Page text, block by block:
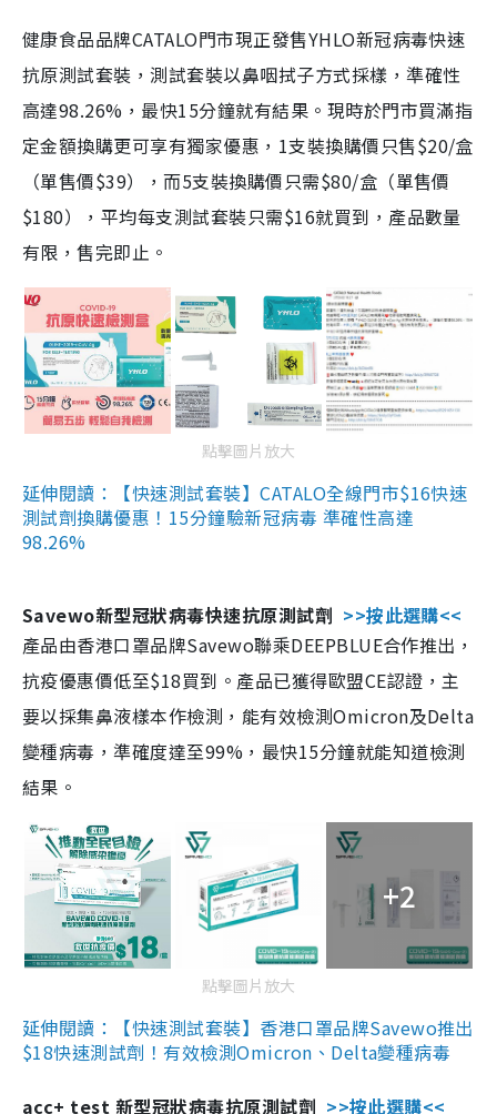
健康食品品牌CATALO門市現正發售YHLO新冠病毒快速
抗原測試套裝，測試套裝以鼻咽拭子方式採樣，準確性
高達98.26%，最快15分鐘就有結果。現時於門市買滿指
定金額換購更可享有獨家優惠，1支裝換購價只售$20/盒
（單售價$39），而5支裝換購價只需$80/盒（單售價
$180），平均每支測試套裝只需$16就買到，產品數量
有限，售完即止。
點擊圖片放大
延伸閱讀：【快速測試套裝】CATALO全線門市$16快速
測試劑換購優惠！15分鐘驗新冠病毒 準確性高達
98.26%
Savewo新型冠狀病毒快速抗原測試劑 >>按此選購<<
產品由香港口罩品牌Savewo聯乘DEEPBLUE合作推出，
抗疫優惠價低至$18買到。產品已獲得歐盟CE認證，主
要以採集鼻液樣本作檢測，能有效檢測Omicron及Delta
變種病毒，準確度達至99%，最快15分鐘就能知道檢測
結果。
+2
點擊圖片放大
延伸閱讀：【快速測試套裝】香港口罩品牌Savewo推出
$18快速測試劑！有效檢測Omicron、Delta變種病毒
acc+ test 新型冠狀病毒抗原測試劑 >>按此選購<<